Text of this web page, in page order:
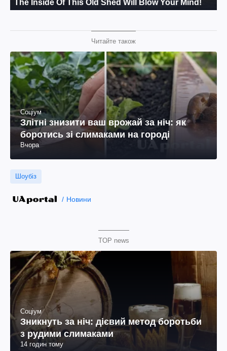
Читайте також
Соціум
Злітні знизити ваш врожай за ніч: як
боротись зі слимаками на городі
Вчора
Шоубіз
Новини
TOP news
Соціум
Зникнуть за ніч: дієвий метод боротьби
з рудими слимаками
14 годин тому